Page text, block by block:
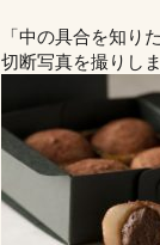
「中の具合を知り
切断写真を撮りしま